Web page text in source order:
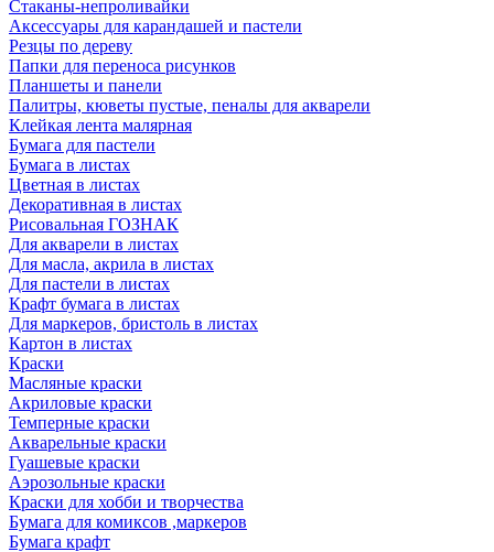
Стаканы-непроливайки
Аксессуары для карандашей и пастели
Резцы по дереву
Папки для переноса рисунков
Планшеты и панели
Палитры, кюветы пустые, пеналы для акварели
Клейкая лента малярная
Бумага для пастели
Бумага в листах
Цветная в листах
Декоративная в листах
Рисовальная ГОЗНАК
Для акварели в листах
Для масла, акрила в листах
Для пастели в листах
Крафт бумага в листах
Для маркеров, бристоль в листах
Картон в листах
Краски
Масляные краски
Акриловые краски
Темперные краски
Акварельные краски
Гуашевые краски
Аэрозольные краски
Краски для хобби и творчества
Бумага для комиксов ,маркеров
Бумага крафт